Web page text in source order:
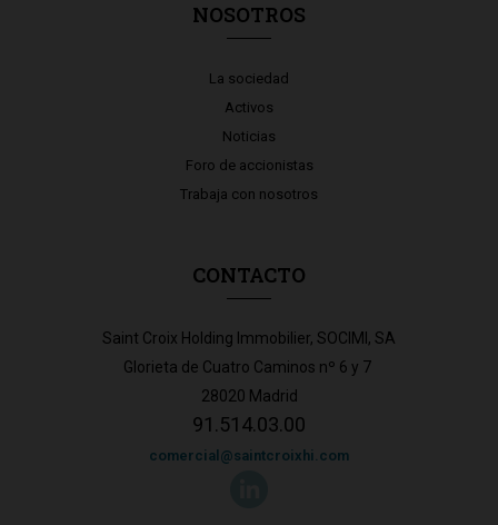
NOSOTROS
La sociedad
Activos
Noticias
Foro de accionistas
Trabaja con nosotros
CONTACTO
Saint Croix Holding Immobilier, SOCIMI, SA
Glorieta de Cuatro Caminos nº 6 y 7
28020 Madrid
91.514.03.00
comercial@saintcroixhi.com